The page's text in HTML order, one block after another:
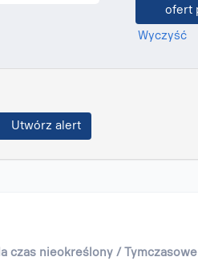
Wyczyść
czas nieokreślony / Tymczasowe